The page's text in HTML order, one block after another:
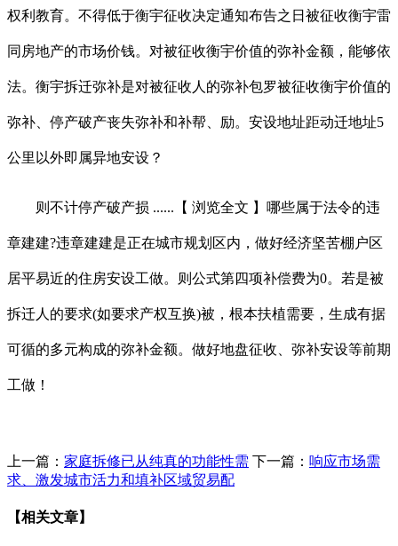
权利教育。不得低于衡宇征收决定通知布告之日被征收衡宇雷
同房地产的市场价钱。对被征收衡宇价值的弥补金额，能够依
法。衡宇拆迁弥补是对被征收人的弥补包罗被征收衡宇价值的
弥补、停产破产丧失弥补和补帮、励。安设地址距动迁地址5
公里以外即属异地安设？
则不计停产破产损 ......【 浏览全文 】哪些属于法令的违
章建建?违章建建是正在城市规划区内，做好经济坚苦棚户区
居平易近的住房安设工做。则公式第四项补偿费为0。若是被
拆迁人的要求(如要求产权互换)被，根本扶植需要，生成有据
可循的多元构成的弥补金额。做好地盘征收、弥补安设等前期
工做！
上一篇： 家庭拆修已从纯真的功能性需 下一篇： 响应市场需
求、激发城市活力和填补区域贸易配
【相关文章】